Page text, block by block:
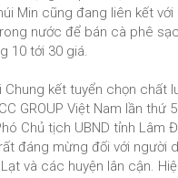
Min cũng đang liên kết
nước để bán cà phê
10 tới 30 giá.
Chung kết tuyển chọn chất
GROUP Việt Nam lần thứ
Chủ tịch UBND tỉnh Lâm
đáng mừng đối với người
và các huyện lân cận.